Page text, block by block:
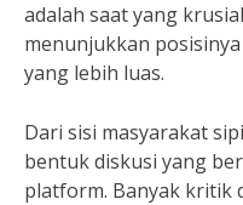
adalah saat yang
menunjukkan
yang lebih luas.
Dari sisi masyarakat
bentuk diskusi yang
platform. Banyak kritik